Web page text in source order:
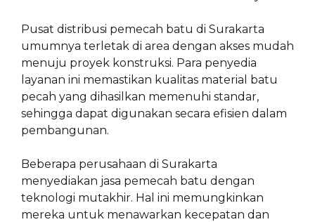
Pusat distribusi pemecah batu di Surakarta
umumnya terletak di area dengan akses mudah
menuju proyek konstruksi. Para penyedia
layanan ini memastikan kualitas material batu
pecah yang dihasilkan memenuhi standar,
sehingga dapat digunakan secara efisien dalam
pembangunan.
Beberapa perusahaan di Surakarta
menyediakan jasa pemecah batu dengan
teknologi mutakhir. Hal ini memungkinkan
mereka untuk menawarkan kecepatan dan